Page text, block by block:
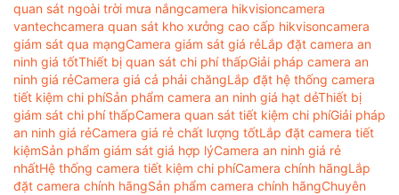
quan sát ngoài trời mưa nắngcamera hikvisioncamera
vantechcamera quan sát kho xưởng cao cấp hikvisoncamera
giám sát qua mạngCamera giám sát giá rẻLắp đặt camera an
ninh giá tốtThiết bị quan sát chi phí thấpGiải pháp camera an
ninh giá rẻCamera giá cả phải chăngLắp đặt hệ thống camera
tiết kiệm chi phíSản phẩm camera an ninh giá hạt dẻThiết bị
giám sát chi phí thấpCamera quan sát tiết kiệm chi phíGiải pháp
an ninh giá rẻCamera giá rẻ chất lượng tốtLắp đặt camera tiết
kiệmSản phẩm giám sát giá hợp lýCamera an ninh giá rẻ
nhấtHệ thống camera tiết kiệm chi phíCamera chính hãngLắp
đặt camera chính hãngSản phẩm camera chính hãngChuyên